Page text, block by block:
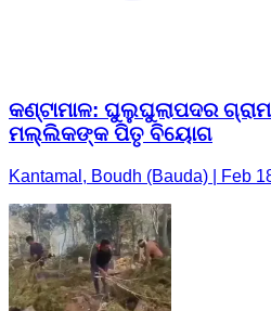
କଣ୍ଟାମାଳ: ଘୁଲୁଘୁଲାପଦର
ମଲ୍ଲିକଙ୍କ ପିତୃ ବିୟୋଗ
Kantamal, Boudh (Bauda) | Feb